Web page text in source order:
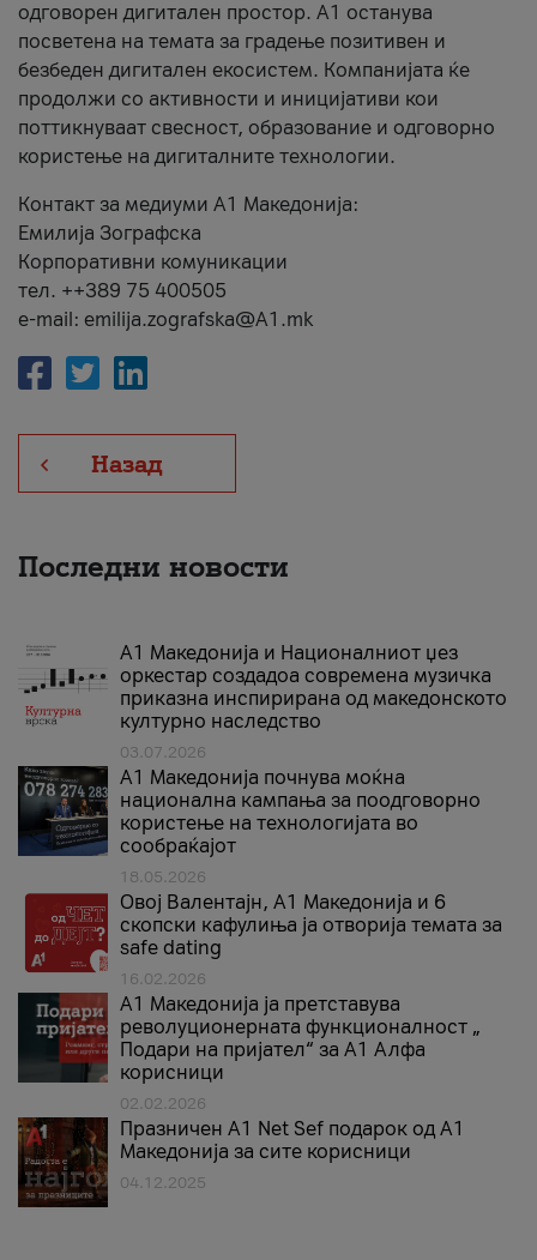
одговорен дигитален простор. А1 останува
посветена на темата за градење позитивен и
безбеден дигитален екосистем. Компанијата ќе
продолжи со активности и иницијативи кои
поттикнуваат свесност, образование и одговорно
користење на дигиталните технологии.
Контакт за медиуми А1 Македонија:
Емилија Зографска
Корпоративни комуникации
тел. ++389 75 400505
e-mail: emilija.zografska@A1.mk
Назад
Последни новости
А1 Македонија и Националниот џез
оркестар создадоа современа музичка
приказна инспирирана од македонското
културно наследство
03.07.2026
A1 Македонија почнува моќна
национална кампања за поодговорно
користење на технологијата во
сообраќајот
18.05.2026
Овој Валентајн, A1 Македонија и 6
скопски кафулиња ја отворија темата за
safe dating
16.02.2026
А1 Македонија ја претставува
револуционерната функционалност „
Подари на пријател“ за А1 Алфа
корисници
02.02.2026
Празничен A1 Net Sеf подарок од А1
Македонија за сите корисници
04.12.2025